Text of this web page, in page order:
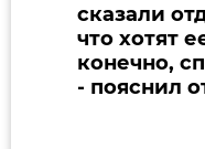
сказали
что хотят
конечно,
- пояснил